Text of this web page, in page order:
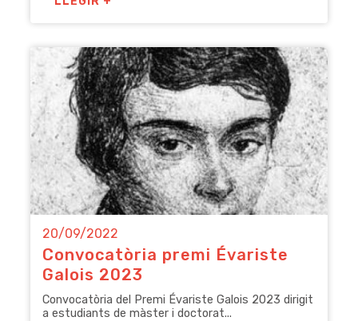
20/09/2022
Convocatòria premi Évariste
Galois 2023
Convocatòria del Premi Évariste Galois 2023 dirigit
a estudiants de màster i doctorat...